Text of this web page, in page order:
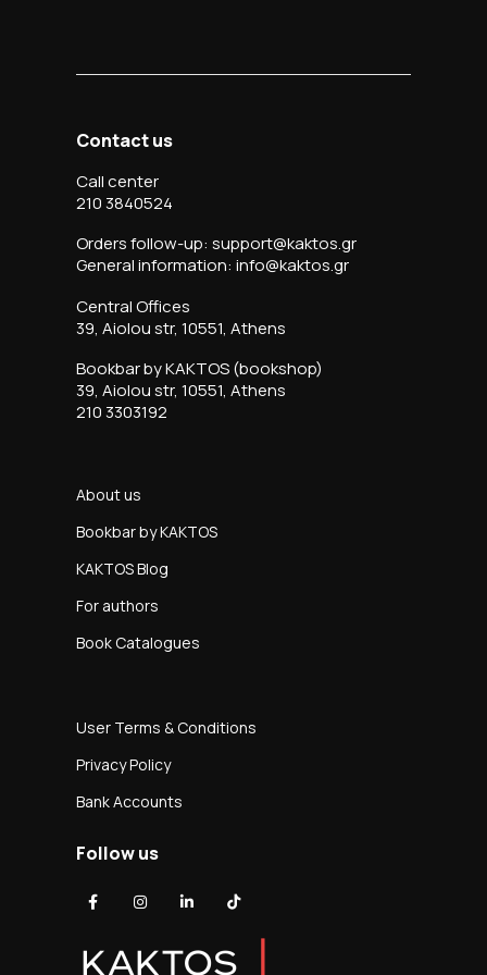
Contact us
Call center
210 3840524
Orders follow-up: support@kaktos.gr
General information: info@kaktos.gr
Central Offices
39, Aiolou str, 10551, Athens
Bookbar by KAKTOS (bookshop)
39, Aiolou str, 10551, Athens
210 3303192
About us
Bookbar by KAKTOS
KAKTOS Blog
For authors
Book Catalogues
User Terms & Conditions
Privacy Policy
Bank Accounts
Follow us